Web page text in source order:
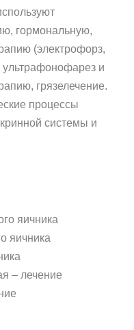
гормональную,
(электрофорз,
ультрафонофарез и
грязелечение.
процессы
системы и
яичника
яичника
– лечение